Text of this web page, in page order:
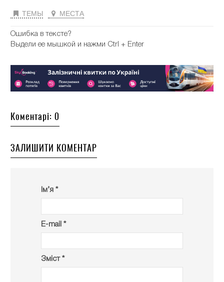
ТЕМЫ МЕСТА
Ошибка в тексте?
Выдели ее мышкой и нажми Ctrl + Enter
Коментарі: 0
ЗАЛИШИТИ КОМЕНТАР
Ім’я *
E-mail *
Зміст *